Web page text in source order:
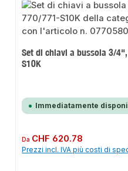
Set di chiavi a bussola 3/
S10K
Immediatamente
Prezzo normale:
Da CHF 620.78
Prezzi incl. IVA più costi di